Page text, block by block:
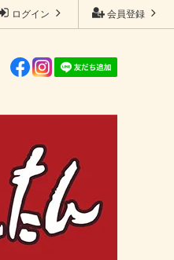
会員登録
ログイン